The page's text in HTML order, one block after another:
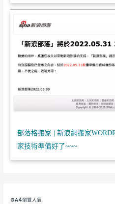
部落格搬家 | 新浪網搬家
家技術準備好了~~~
GA4瀏覽人氣